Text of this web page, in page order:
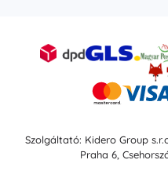
Szolgáltató: Kidero Group
Praha 6,